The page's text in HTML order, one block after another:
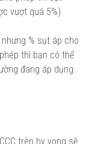
vượt quá 5%)
% sụt áp cho
thì bạn có thể
đang áp dụng.
trên hy vọng sẽ